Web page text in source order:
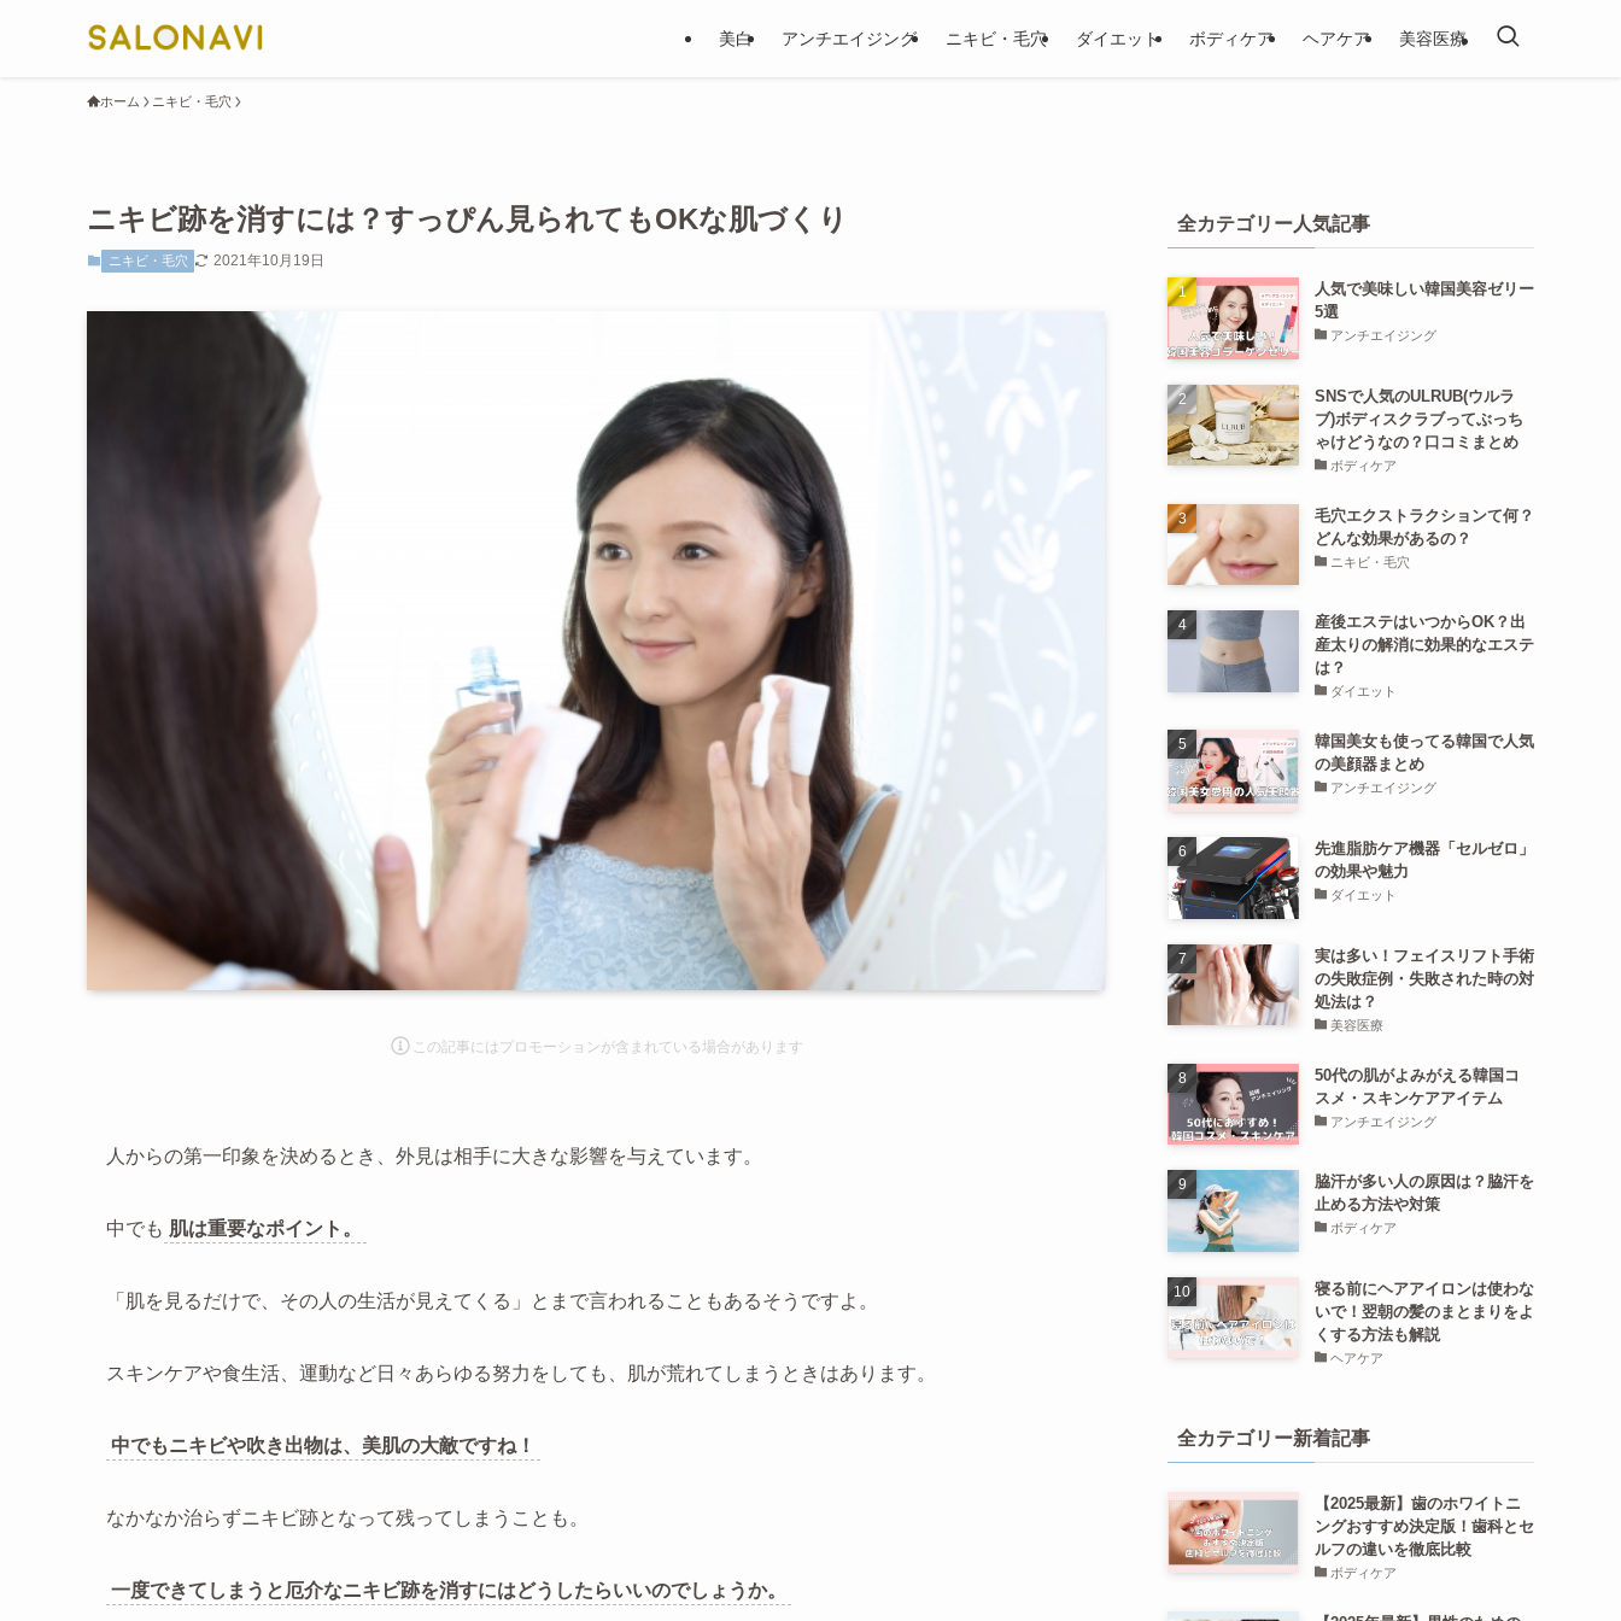
美白 アンチエイジング ニキビ・毛穴 ダイエット ボディケア ヘアケア 美容医療
ホーム ニキビ・毛穴
ニキビ跡を消すには？すっぴん見られてもOKな肌づくり
ニキビ・毛穴 2021年10月19日
この記事にはプロモーションが含まれて いる場合があります
人からの第一印象を決めるとき、外見は相手に大きな影響を与えています。
中でも 肌は重要なポイント。
「肌を見るだけで、その人の生活が見えてくる」とまで言われることもあるそうですよ。
スキンケアや食生活、運動など日々あらゆる努力をしても、肌が荒れてしまうときはあります。
中でもニキビや吹き出物は、美肌の大敵ですね！
なかなか治らずニキビ跡となって残ってしまうことも。
一度できてしまうと厄介なニキビ跡を消すにはどうしたらいいのでしょうか。
全カテゴリー人気記事
人気で美味しい韓国美容ゼリー
5選
アンチエイジング
SNSで人気のULRUB(ウルラ
ブ)ボディスクラブってぶっち
ゃけどうなの？口コミまとめ
ボディケア
毛穴エクストラクションて何？
どんな効果があるの？
ニキビ・毛穴
産後エステはいつからOK？出
産太りの解消に効果的なエステ
は？
ダイエット
韓国美女も使ってる韓国で人気
の美顔器まとめ
アンチエイジング
先進脂肪ケア機器「セルゼロ」
の効果や魅力
ダイエット
実は多い！フェイスリフト手術
の失敗症例・失敗された時の対
処法は？
美容医療
50代の肌がよみがえる韓国コ
スメ・スキンケアアイテム
アンチエイジング
脇汗が多い人の原因は？脇汗を
止める方法や対策
ボディケア
寝る前にヘアアイロンは使わな
いで！翌朝の髪のまとまりをよ
くする方法も解説
ヘアケア
全カテゴリー新着記事
【2025最新】歯のホワイトニ
ングおすすめ決定版！歯科とセ
ルフの違いを徹底比較
ボディケア